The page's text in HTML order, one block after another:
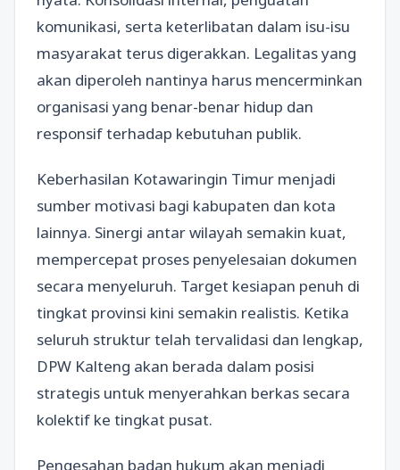
komunikasi, serta keterlibatan dalam isu-isu
masyarakat terus digerakkan. Legalitas yang
akan diperoleh nantinya harus mencerminkan
organisasi yang benar-benar hidup dan
responsif terhadap kebutuhan publik.
Keberhasilan Kotawaringin Timur menjadi
sumber motivasi bagi kabupaten dan kota
lainnya. Sinergi antar wilayah semakin kuat,
mempercepat proses penyelesaian dokumen
secara menyeluruh. Target kesiapan penuh di
tingkat provinsi kini semakin realistis. Ketika
seluruh struktur telah tervalidasi dan lengkap,
DPW Kalteng akan berada dalam posisi
strategis untuk menyerahkan berkas secara
kolektif ke tingkat pusat.
Pengesahan badan hukum akan menjadi